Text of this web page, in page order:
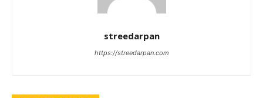
streedarpan
https://streedarpan.com